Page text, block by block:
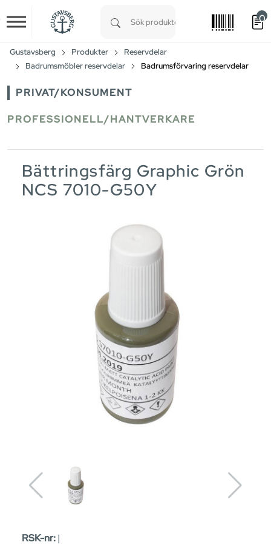
Skip to main content
0
Gustavsberg Produkter
Reservdelar
Badrumsmöbler reservdelar
Badrumsförvaring reservdelar
PRIVAT/KONSUMENT
PROFESSIONELL/HANTVERKARE
Bättringsfärg Graphic Grön
NCS 7010-G50Y
RSK-nr:|